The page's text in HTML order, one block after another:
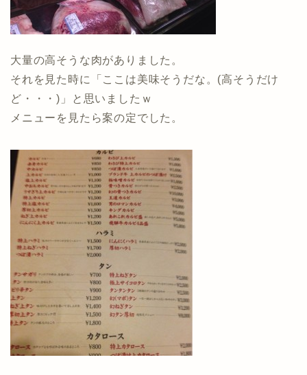
大量の高そうな肉がありました。
それを見た時に「ここは美味そうだな。(高そうだけ
ど・・・)」と思いましたｗ
メニューを見たら案の定でした。